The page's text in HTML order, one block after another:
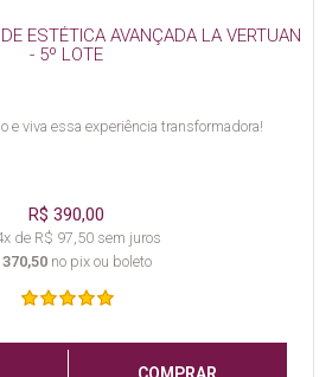
ESTÉTICA AVANÇADA LA VERTUAN
- 5º LOTE
e viva essa experiência transformadora!
R$ 390,00
de R$ 97,50 sem juros
370,50 no pix ou boleto